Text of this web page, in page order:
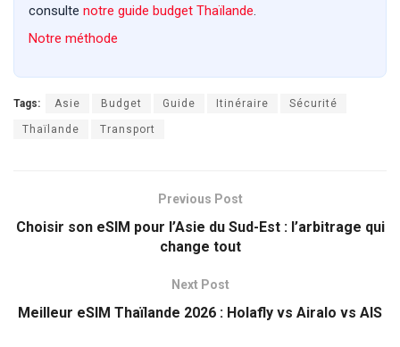
consulte notre guide budget Thaïlande.
Notre méthode
Tags: Asie Budget Guide Itinéraire Sécurité
Thaïlande Transport
Previous Post
Choisir son eSIM pour l’Asie du Sud-Est : l’arbitrage qui
change tout
Next Post
Meilleur eSIM Thaïlande 2026 : Holafly vs Airalo vs AIS